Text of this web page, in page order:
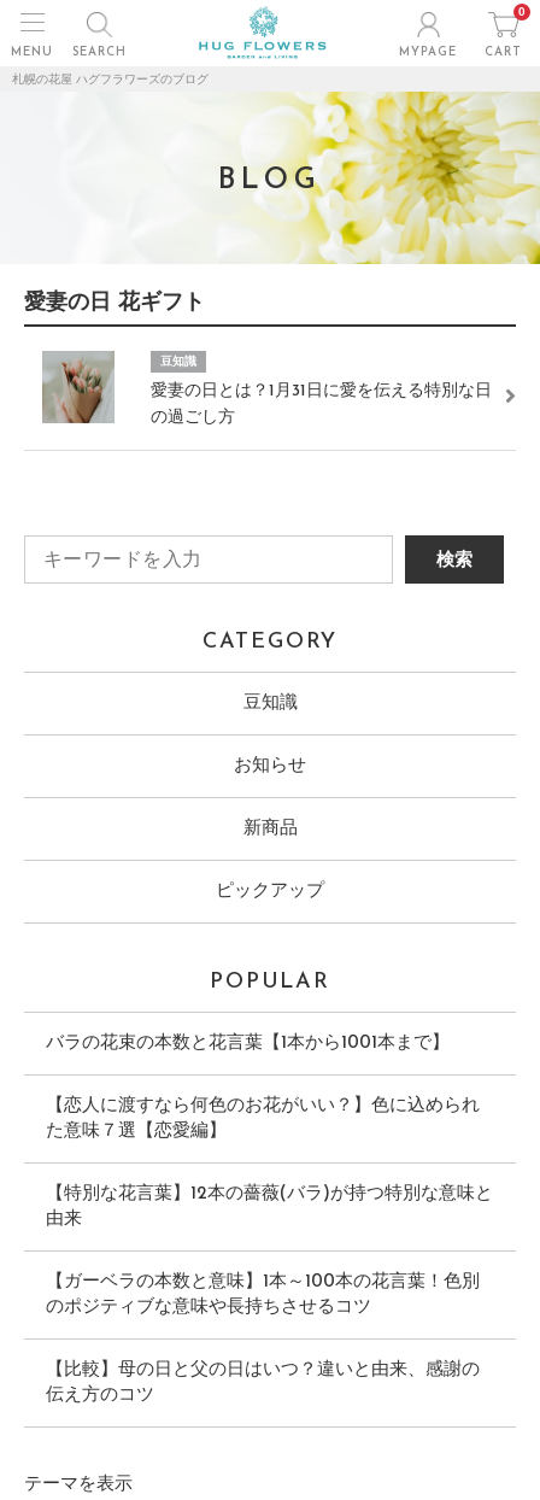
MENU SEARCH MYPAGE
0
CART
札幌の花屋 ハグフラワーズのブログ
BLOG
愛妻の日 花ギフト
豆知識
愛妻の日とは？1月31日に愛を伝える特別な日
の過ごし方
CATEGORY
豆知識
お知らせ
新商品
ピックアップ
POPULAR
バラの花束の本数と花言葉【1本から1001本まで】
【恋人に渡すなら何色のお花がいい？】色に込められ
た意味７選【恋愛編】
【特別な花言葉】12本の薔薇(バラ)が持つ特別な意味と
由来
【ガーベラの本数と意味】1本～100本の花言葉！色別
のポジティブな意味や長持ちさせるコツ
【比較】母の日と父の日はいつ？違いと由来、感謝の
伝え方のコツ
テーマ を表示